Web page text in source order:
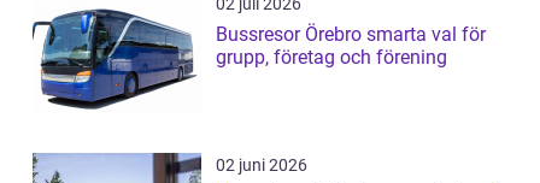
Bussresor Örebro smarta val för
grupp, företag och förening
02 juni 2026